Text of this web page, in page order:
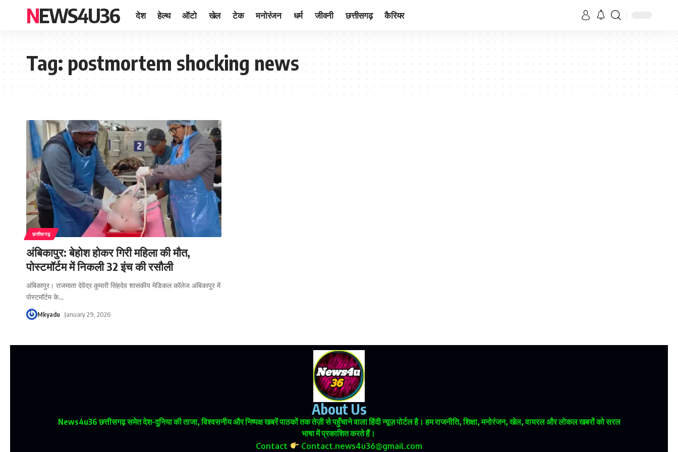
NEWS4U36 देश हेल्थ ऑटो खेल टेक मनोरंजन धर्म जीवनी छत्तीसगढ़ कैरियर
Tag:postmortem shocking news
छत्तीसगढ़
अंबिकापुर: बेहोश होकर गिरी महिला की मौत,
पोस्टमॉर्टम में निकली 32 इंच की रसौली
अंबिकापुर। राजमाता देवेंद्र कुमारी सिंहदेव शासकीय मेडिकल कॉलेज अंबिकापुर में
पोस्टमॉर्टम के…
Mkyadu January 29, 2026
About Us
News4u36छत्तीसगढ़ समेत देश-दुनिया की ताजा, विश्वसनीय और निष्पक्ष खबरें पाठकों तक तेज़ी से पहुँचाने वाला हिंदी न्यूज़ पोर्टल है। हम राजनीति, शिक्षा, मनोरंजन, खेल, वायरल और लोकल खबरों को सरल
भाषा में प्रकाशित करते हैं।
Contact
Contact.news4u36@gmail.com